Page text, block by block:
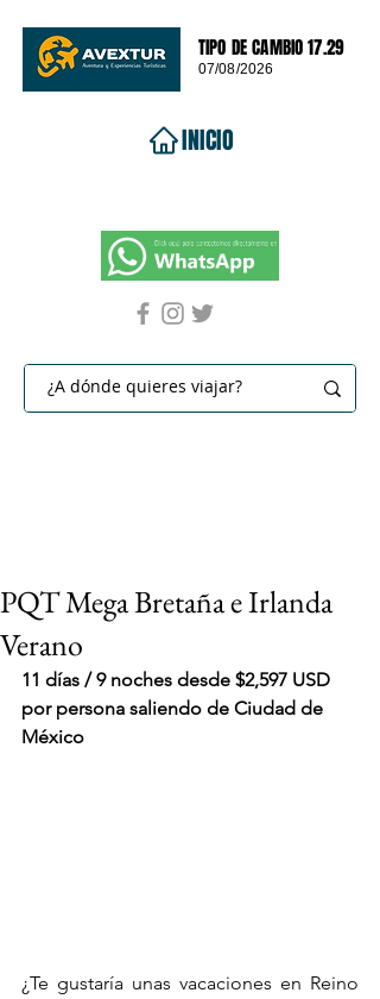
TIPO DE CAMBIO 17.29
07/08/2026
INICIO
PQT Mega Bretaña e Irlanda
Verano
11 días / 9 noches desde $2,597 USD
por persona saliendo de Ciudad de
México
¿Te gustaría unas vacaciones en Reino